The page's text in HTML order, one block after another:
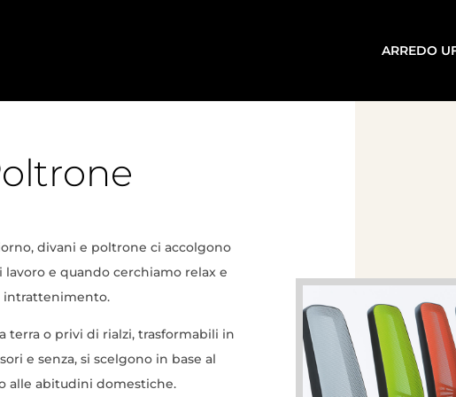
ARREDO
divani e poltrone ci accolgono
e quando cerchiamo relax e
intrattenimento.
terra o privi di rialzi, trasformabili in
e senza, si scelgono in base al
alle abitudini domestiche.